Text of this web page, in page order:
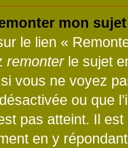
mon
le lien «
remonterle sujet
vous ne voyez
ou que
pas atteint. Il
en y